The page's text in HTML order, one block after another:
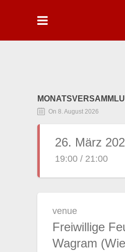
On 8. August 2026
26. März
19:00 / 21:00
venue
Freiwillige
Wagram